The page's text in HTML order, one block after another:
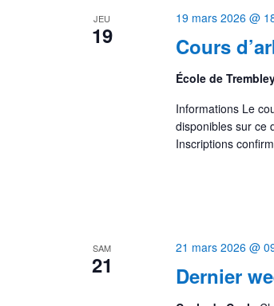
JEU
19 Cours
19 mars 2026 @
École de
Informations Le
disponibles sur ce
Inscriptions
SAM
21 Dernier
21 mars 2026 @